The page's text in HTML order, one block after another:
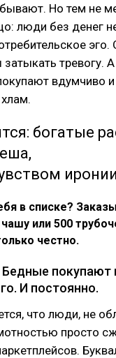
Но тем не
люди без денег
эго.
тревогу. А
вдумчиво
богатые
в списке?
или 500
честно.
покупают
И постоянно.
что люди, не
просто